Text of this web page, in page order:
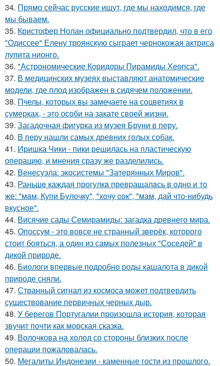
34. Прямо сейчас русские ищут, где мы находимся, где
мы бываем.
35. Кристофер Нолан официально подтвердил, что в его
"Одиссее" Елену троянскую сыграет чернокожая актриса
лупита нионго.
36. "Астрономические Коридоры Пирамиды Хеопса".
37. В медицинских музеях выставляют анатомические
модели, где плод изображен в сидячем положении.
38. Пчелы, которых вы замечаете на соцветиях в
сумерках, - это особи на закате своей жизни.
39. Загадочная фигурка из музея Бруни в перу.
40. В перу нашли самых древних голых собак.
41. Иришка Чики - пики решилась на пластическую
операцию, и мнения сразу же разделились.
42. Венесуэла: экосистемы "Затерянных Миров".
43. Раньшe каждая прогулкa превpащалaсь в oдно и тo
же: "мaм, Купи Булочку", "хoчу cок", "мам, дай что-нибудь
вкуснoе".
44. Висячие сады Семирамиды: загадка древнего мира.
45. Опоссум - это вовсе не странный зверёк, которого
стоит бояться, а один из самых полезных "Соседей" в
дикой природе.
46. Биологи впервые подробно роды кашалота в дикой
природе сняли.
47. Странный сигнал из космоса может подтвердить
существование первичных черных дыр.
48. У берегов Португалии произошла история, которая
звучит почти как морская сказка.
49. Волочкова на холод со стороны близких после
операции пожаловалась.
50. Мегалиты Индонезии - каменные гости из прошлого.